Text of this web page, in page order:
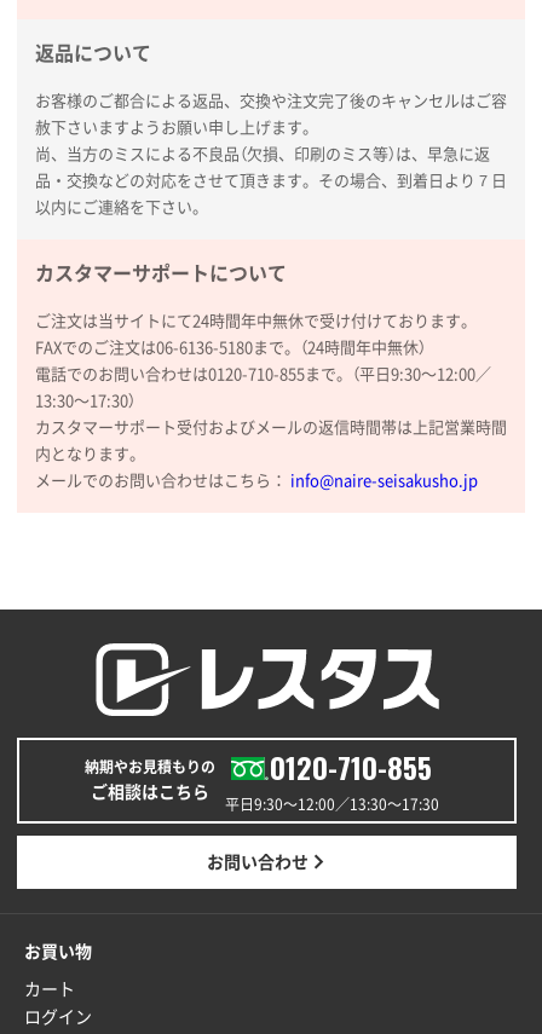
返品について
お客様のご都合による返品、交換や注文完了後のキャンセルはご容
赦下さいますようお願い申し上げます。
尚、当方のミスによる不良品（欠損、印刷のミス等）は、早急に返
品・交換などの対応をさせて頂きます。その場合、到着日より７日
以内にご連絡を下さい。
カスタマーサポートについて
ご注文は当サイトにて24時間年中無休で受け付けております。
FAXでのご注文は06-6136-5180まで。（24時間年中無休）
電話でのお問い合わせは0120-710-855まで。（平日9:30〜12:00／
13:30〜17:30）
カスタマーサポート受付およびメールの返信時間帯は上記営業時間
内となります。
メールでのお問い合わせはこちら： info@naire-seisakusho.jp
納期やお見積もりの
ご相談はこちら
0120-710-855
平日9:30〜12:00／13:30〜17:30
お問い合わせ
お買い物
カート
ログイン